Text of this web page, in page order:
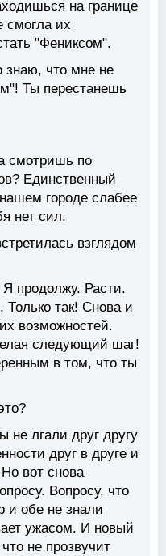
на границе
смогла их
"Фениксом".
что мне не
Ты перестанешь
смотришь по
Единственный
городе слабее
нет сил.
взглядом
продолжу. Расти.
Только так! Снова и
возможностей.
следующий шаг!
в том, что ты
не лгали друг другу
друг в друге и
вот снова
Вопросу, что
и обе не знали
ужасом. И новый
не прозвучит